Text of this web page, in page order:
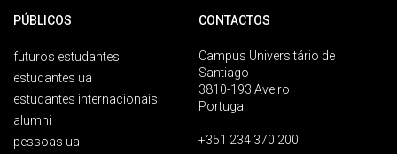
PÚBLICOS
futuros estudantes
estudantes ua
estudantes internacionais
alumni
pessoas ua
CONTACTOS
Campus Universitário de
Santiago
3810-193 Aveiro
Portugal
+351 234 370 200